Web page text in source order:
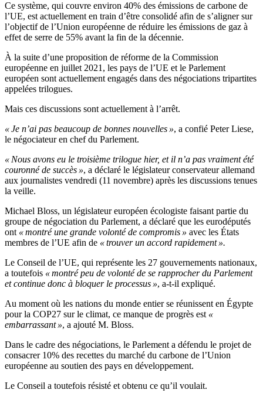
Ce système, qui couvre environ 40% des émissions de carbone de
l’UE, est actuellement en train d’être consolidé afin de s’aligner sur
l’objectif de l’Union européenne de réduire les émissions de gaz à
effet de serre de 55% avant la fin de la décennie.
À la suite d’une proposition de réforme de la Commission
européenne en juillet 2021, les pays de l’UE et le Parlement
européen sont actuellement engagés dans des négociations tripartites
appelées trilogues.
Mais ces discussions sont actuellement à l’arrêt.
« Je n’ai pas beaucoup de bonnes nouvelles », a confié Peter Liese,
le négociateur en chef du Parlement.
« Nous avons eu le troisième trilogue hier, et il n’a pas vraiment été
couronné de succès », a déclaré le législateur conservateur allemand
aux journalistes vendredi (11 novembre) après les discussions tenues
la veille.
Michael Bloss, un législateur européen écologiste faisant partie du
groupe de négociation du Parlement, a déclaré que les eurodéputés
ont « montré une grande volonté de compromis » avec les États
membres de l’UE afin de « trouver un accord rapidement ».
Le Conseil de l’UE, qui représente les 27 gouvernements nationaux,
a toutefois « montré peu de volonté de se rapprocher du Parlement
et continue donc à bloquer le processus », a-t-il expliqué.
Au moment où les nations du monde entier se réunissent en Égypte
pour la COP27 sur le climat, ce manque de progrès est «
embarrassant », a ajouté M. Bloss.
Dans le cadre des négociations, le Parlement a défendu le projet de
consacrer 10% des recettes du marché du carbone de l’Union
européenne au soutien des pays en développement.
Le Conseil a toutefois résisté et obtenu ce qu’il voulait.